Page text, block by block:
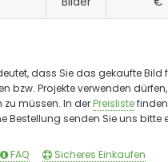
dass Sie das gekaufte Bild
bzw. Projekte verwenden
zu müssen. In derPreisliste
Bestellung senden Sie uns bitte
FAQ Sicheres Einkaufen